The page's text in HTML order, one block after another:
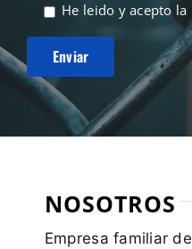
He leido y acepto la
NOSOTROS
Empresa familiar